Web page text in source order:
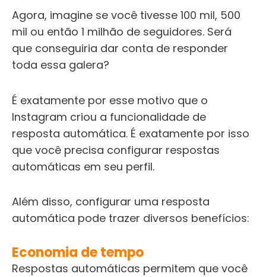
Agora, imagine se você tivesse 100 mil, 500
mil ou então 1 milhão de seguidores. Será
que conseguiria dar conta de responder
toda essa galera?
É exatamente por esse motivo que o
Instagram criou a funcionalidade de
resposta automática. É exatamente por isso
que você precisa configurar respostas
automáticas em seu perfil.
Além disso, configurar uma resposta
automática pode trazer diversos benefícios:
Economia de tempo
Respostas automáticas permitem que você